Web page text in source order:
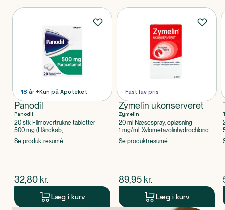
Produkter
18 år +Kun på Apoteket
Panodil
Panodil
20 stk Filmovertrukne tabletter
500 mg (Håndkøb,
apoteksforbeholdt), Paracetamol
Se produktresumé
$nuværende pris
32,80 kr.
Læg i kurv
Fast lav pris
Zymelin ukonserveret
Zymelin
20 ml Næsespray, opløsning
1 mg/ml, Xylometazolinhydrochlorid
Se produktresumé
$nuværende pris
89,95 kr.
Læg i kurv